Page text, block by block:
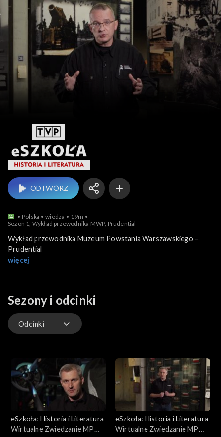
eSzkoła: Historia i
ODTWÓRZ
Polska wiedza
19m
Sezon 1, Wykład przewodnika MWP, Prudential
Wykład przewodnika Muzeum Powstania Warszawskiego –
Prudential
więcej
Sezony i odcinki
Odcinki
eSzkoła: Historia i Literatura
Wirtualne Zwiedzanie MPW,
eSzkoła: Historia i Literatura
Wirtualne Zwiedzanie MPW,